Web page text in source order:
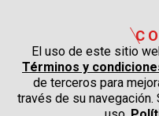
El uso de este sitio
Términos y
de terceros para
través de su navegación.